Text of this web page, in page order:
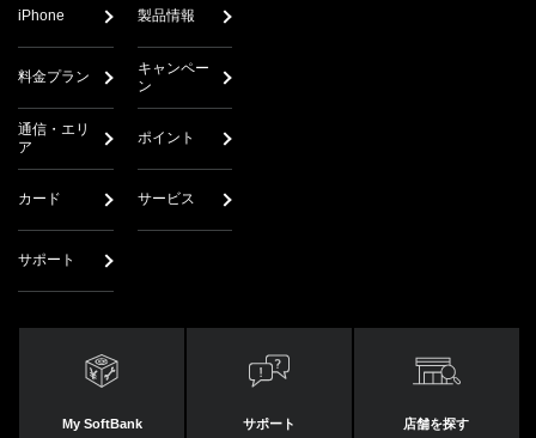
iPhone 製品情報
料金プラン
キャンペー
ン
通信・エリ
ア
ポイント
カード サービス
サポート
My SoftBank サポート 店舗を探す